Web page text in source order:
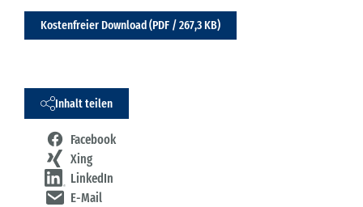
Kostenfreier Download (PDF / 267,3 KB)
Inhalt teilen
Facebook
Xing
LinkedIn
E-Mail